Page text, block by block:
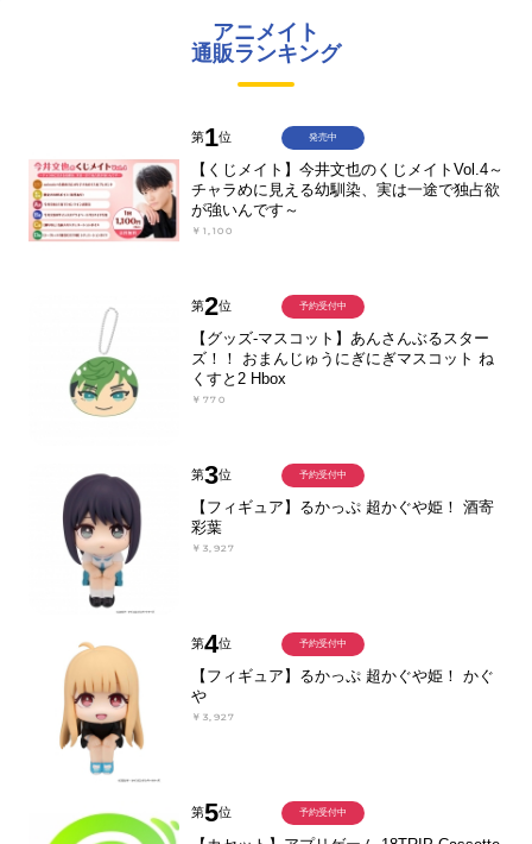
アニメイト
通販ランキング
第1位
【くじメイト】今井文也のくじメイトVol.4～
チャラめに見える幼馴染、実は一途で独占欲
が強いんです～
￥1,100
発売中
第2位
【グッズ-マスコット】あんさんぶるスター
ズ！！ おまんじゅうにぎにぎマスコット ね
くすと2 Hbox
￥770
予約受付中
第3位
【フィギュア】るかっぷ 超かぐや姫！ 酒寄
彩葉
￥3,927
予約受付中
第4位
【フィギュア】るかっぷ 超かぐや姫！ かぐ
や
￥3,927
予約受付中
第5位 予約受付中